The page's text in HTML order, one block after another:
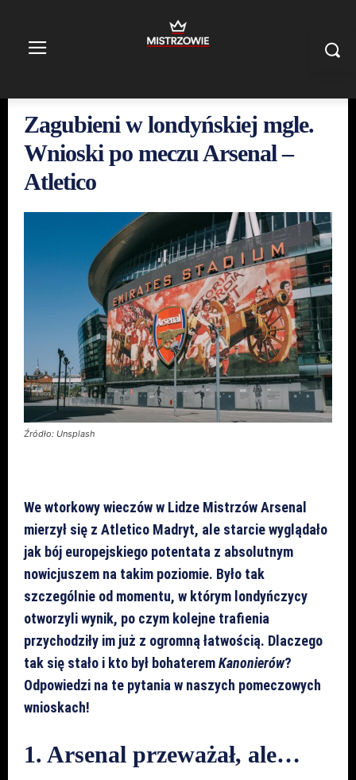
Zagubieni w londyńskiej mgle.
Wnioski po meczu Arsenal –
Atletico
Źródło: Unsplash
We wtorkowy wieczów w Lidze Mistrzów Arsenal
mierzył się z Atletico Madryt, ale starcie wyglądało
jak bój europejskiego potentata z absolutnym
nowicjuszem na takim poziomie. Było tak
szczególnie od momentu, w którym londyńczycy
otworzyli wynik, po czym kolejne trafienia
przychodziły im już z ogromną łatwością. Dlaczego
tak się stało i kto był bohateremKanonierów?
Odpowiedzi na te pytania w naszych pomeczowych
wnioskach!
1. Arsenal przeważał, ale…